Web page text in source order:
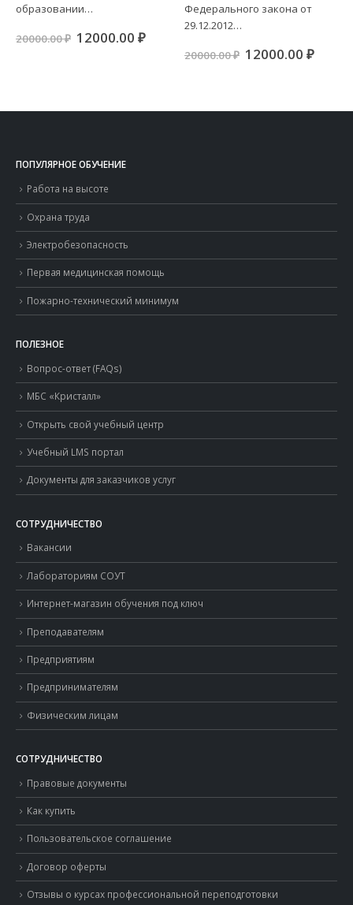
образовании…
20000.00₽ Первоначальная
12000.00 ₽Текущая
12000.00 ₽.
Федерального закона от
29.12.2012…
20000.00₽ 12000.00 ₽
ПОПУЛЯРНОЕ ОБУЧЕНИЕ
Работа на высоте
Охрана труда
Электробезопасность
Первая медицинская помощь
Пожарно-технический минимум
ПОЛЕЗНОЕ
Вопрос-ответ (FAQs)
МБС «Кристалл»
Открыть свой учебный центр
Учебный LMS портал
Документы для заказчиков услуг
СОТРУДНИЧЕСТВО
Вакансии
Лабораториям СОУТ
Интернет-магазин обучения под ключ
Преподавателям
Предприятиям
Предпринимателям
Физическим лицам
СОТРУДНИЧЕСТВО
Правовые документы
Как купить
Пользовательское соглашение
Договор оферты
Отзывы о курсах профессиональной переподготовки